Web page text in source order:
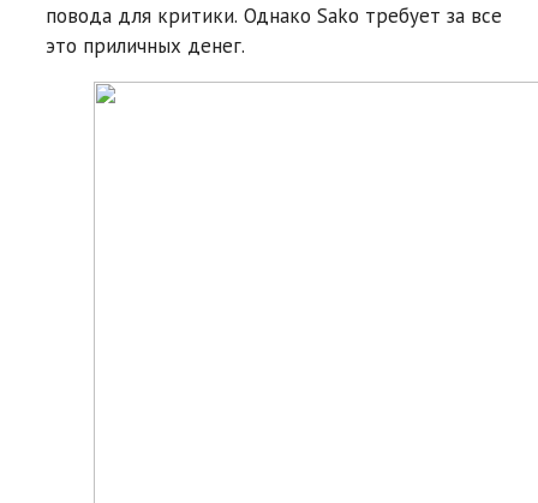
повода для критики. Однако Sako требует за все
это приличных денег.